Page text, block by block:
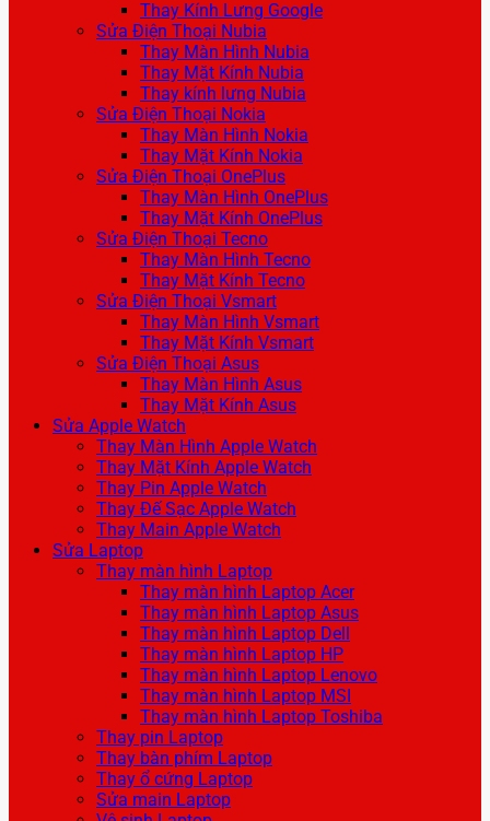
Thay Kính Lưng Google
Sửa Điện Thoại Nubia
Thay Màn Hình Nubia
Thay Mặt Kính Nubia
Thay kính lưng Nubia
Sửa Điện Thoại Nokia
Thay Màn Hình Nokia
Thay Mặt Kính Nokia
Sửa Điện Thoại OnePlus
Thay Màn Hình OnePlus
Thay Mặt Kính OnePlus
Sửa Điện Thoại Tecno
Thay Màn Hình Tecno
Thay Mặt Kính Tecno
Sửa Điện Thoại Vsmart
Thay Màn Hình Vsmart
Thay Mặt Kính Vsmart
Sửa Điện Thoại Asus
Thay Màn Hình Asus
Thay Mặt Kính Asus
Sửa Apple Watch
Thay Màn Hình Apple Watch
Thay Mặt Kính Apple Watch
Thay Pin Apple Watch
Thay Đế Sạc Apple Watch
Thay Main Apple Watch
Sửa Laptop
Thay màn hình Laptop
Thay màn hình Laptop Acer
Thay màn hình Laptop Asus
Thay màn hình Laptop Dell
Thay màn hình Laptop HP
Thay màn hình Laptop Lenovo
Thay màn hình Laptop MSI
Thay màn hình Laptop Toshiba
Thay pin Laptop
Thay bàn phím Laptop
Thay ổ cứng Laptop
Sửa main Laptop